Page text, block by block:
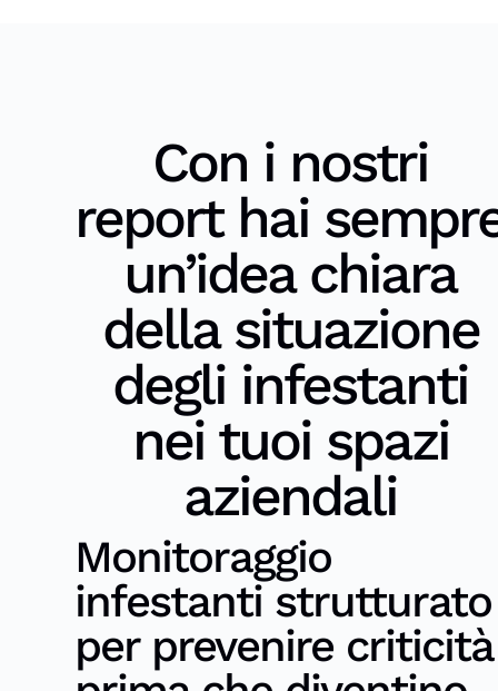
Con i nostri
report hai
un’idea chiara
della situazione
degli infestanti
nei tuoi spazi
aziendali
Monitoraggio
infestanti strutturato
per prevenire criticità